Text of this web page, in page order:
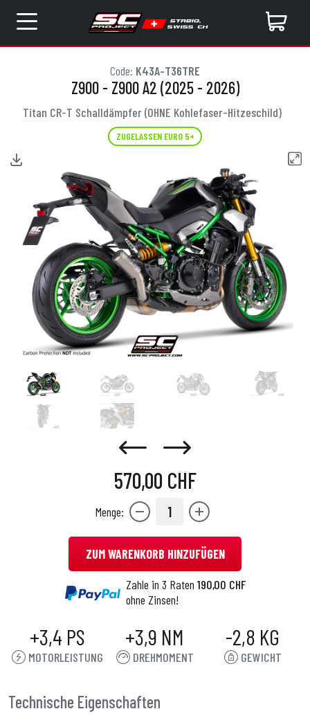
Code: K43A-T36TRE
Z900 - Z900 A2 (2025 - 2026)
Titan CR-T Schalldämpfer (OHNE Kohlefaser-Hitzeschild)
ZUGELASSEN EURO 5+
570,00 CHF
Menge: 1
ZUM WARENKORB HINZUFÜGEN
Zahle in 3 Raten 190,00 CHF
ohne Zinsen!
+3,4 PS
MOTORLEISTUNG
+3,9 NM
DREHMOMENT
-2,8 KG
GEWICHT
Technische Eigenschaften